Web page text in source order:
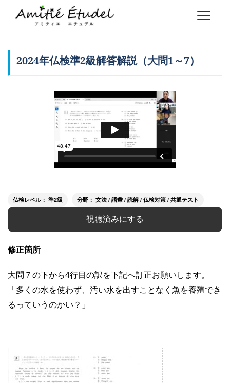
2024年仏検準2級解答解説（大問1～7）
仏検レベル： 準2級 分野： 文法 / 語彙 / 読解 / 仏検対策 / 共通テスト
視聴済みにする
修正箇所
大問７の下から4行目の訳を下記へ訂正お願いします。
「多くの水を使わず、汚い水を出すことなく魚を養殖でき
るっていうのかい？」